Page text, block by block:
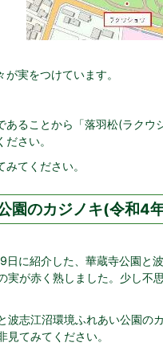
実をつけています。
ることから「落羽松(ラクウ
さい。
てください。
園のカジノキ(令和4
日に紹介した、華蔵寺公園と
実が赤く熟しました。少し不
波志江沼環境ふれあい公園の
見てみてください。